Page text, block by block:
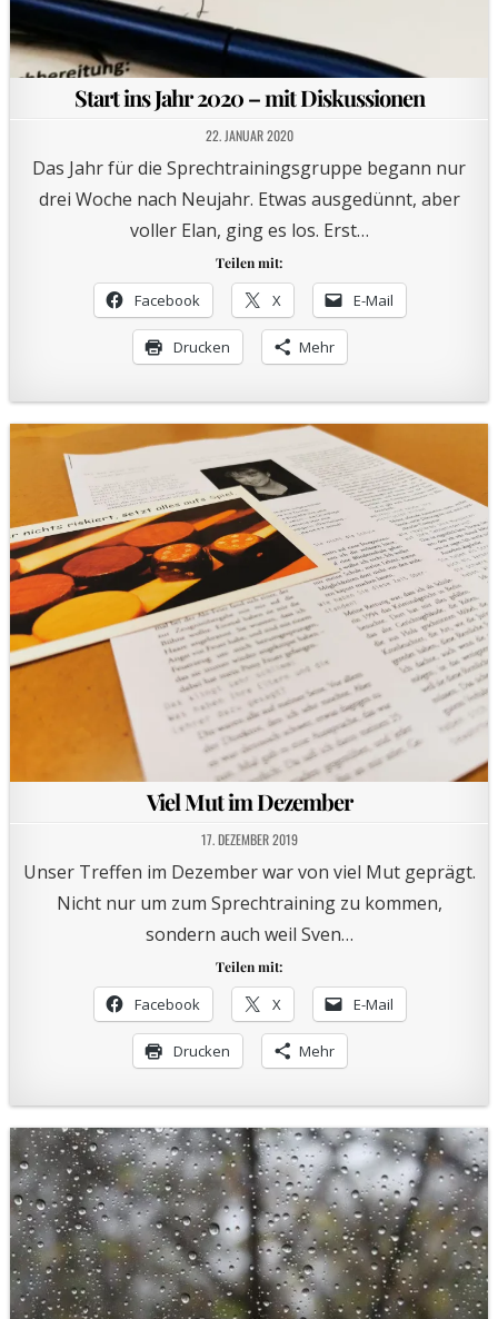
Start ins Jahr 2020 – mit Diskussionen
22. JANUAR 2020
Das Jahr für die Sprechtrainingsgruppe begann nur
drei Woche nach Neujahr. Etwas ausgedünnt, aber
voller Elan, ging es los. Erst…
Teilen mit:
Facebook X E-Mail
Drucken Mehr
Viel Mut im Dezember
17. DEZEMBER 2019
Unser Treffen im Dezember war von viel Mut geprägt.
Nicht nur um zum Sprechtraining zu kommen,
sondern auch weil Sven…
Teilen mit:
Facebook X E-Mail
Drucken Mehr